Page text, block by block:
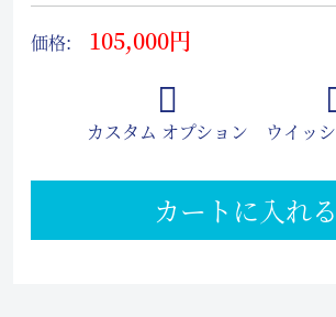
価格: 105,000円
カスタム オプション ウイッ
カートに入れる